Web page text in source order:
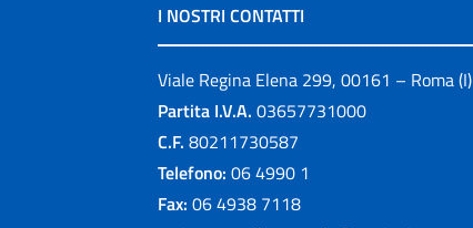
I NOSTRI CONTATTI
Viale Regina Elena 299, 00161 – Roma (I)
Partita I.V.A. 03657731000
C.F. 80211730587
Telefono: 06 4990 1
Fax: 06 4938 7118